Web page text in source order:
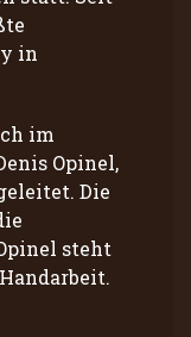
in
im
Opinel,
Die
steht